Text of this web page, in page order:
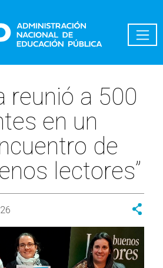
reunió a 500
en un
de
lectores”